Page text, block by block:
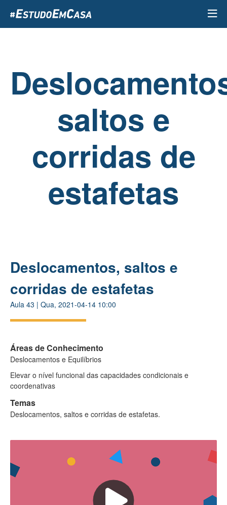
para
o
saltos e
corridas de
estafetas
Deslocamentos, saltos e
corridas de estafetas
Aula 43 | Qua, 2021-04-14 10:00
Áreas de Conhecimento
Deslocamentos e Equilíbrios
Elevar o nível funcional das capacidades condicionais e
coordenativas
Temas
Deslocamentos, saltos e corridas de estafetas.